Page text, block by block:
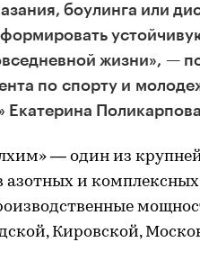
боулинга или
жизни», —
по спорту и
Екатерина
— один из
азотных и
Кировской,